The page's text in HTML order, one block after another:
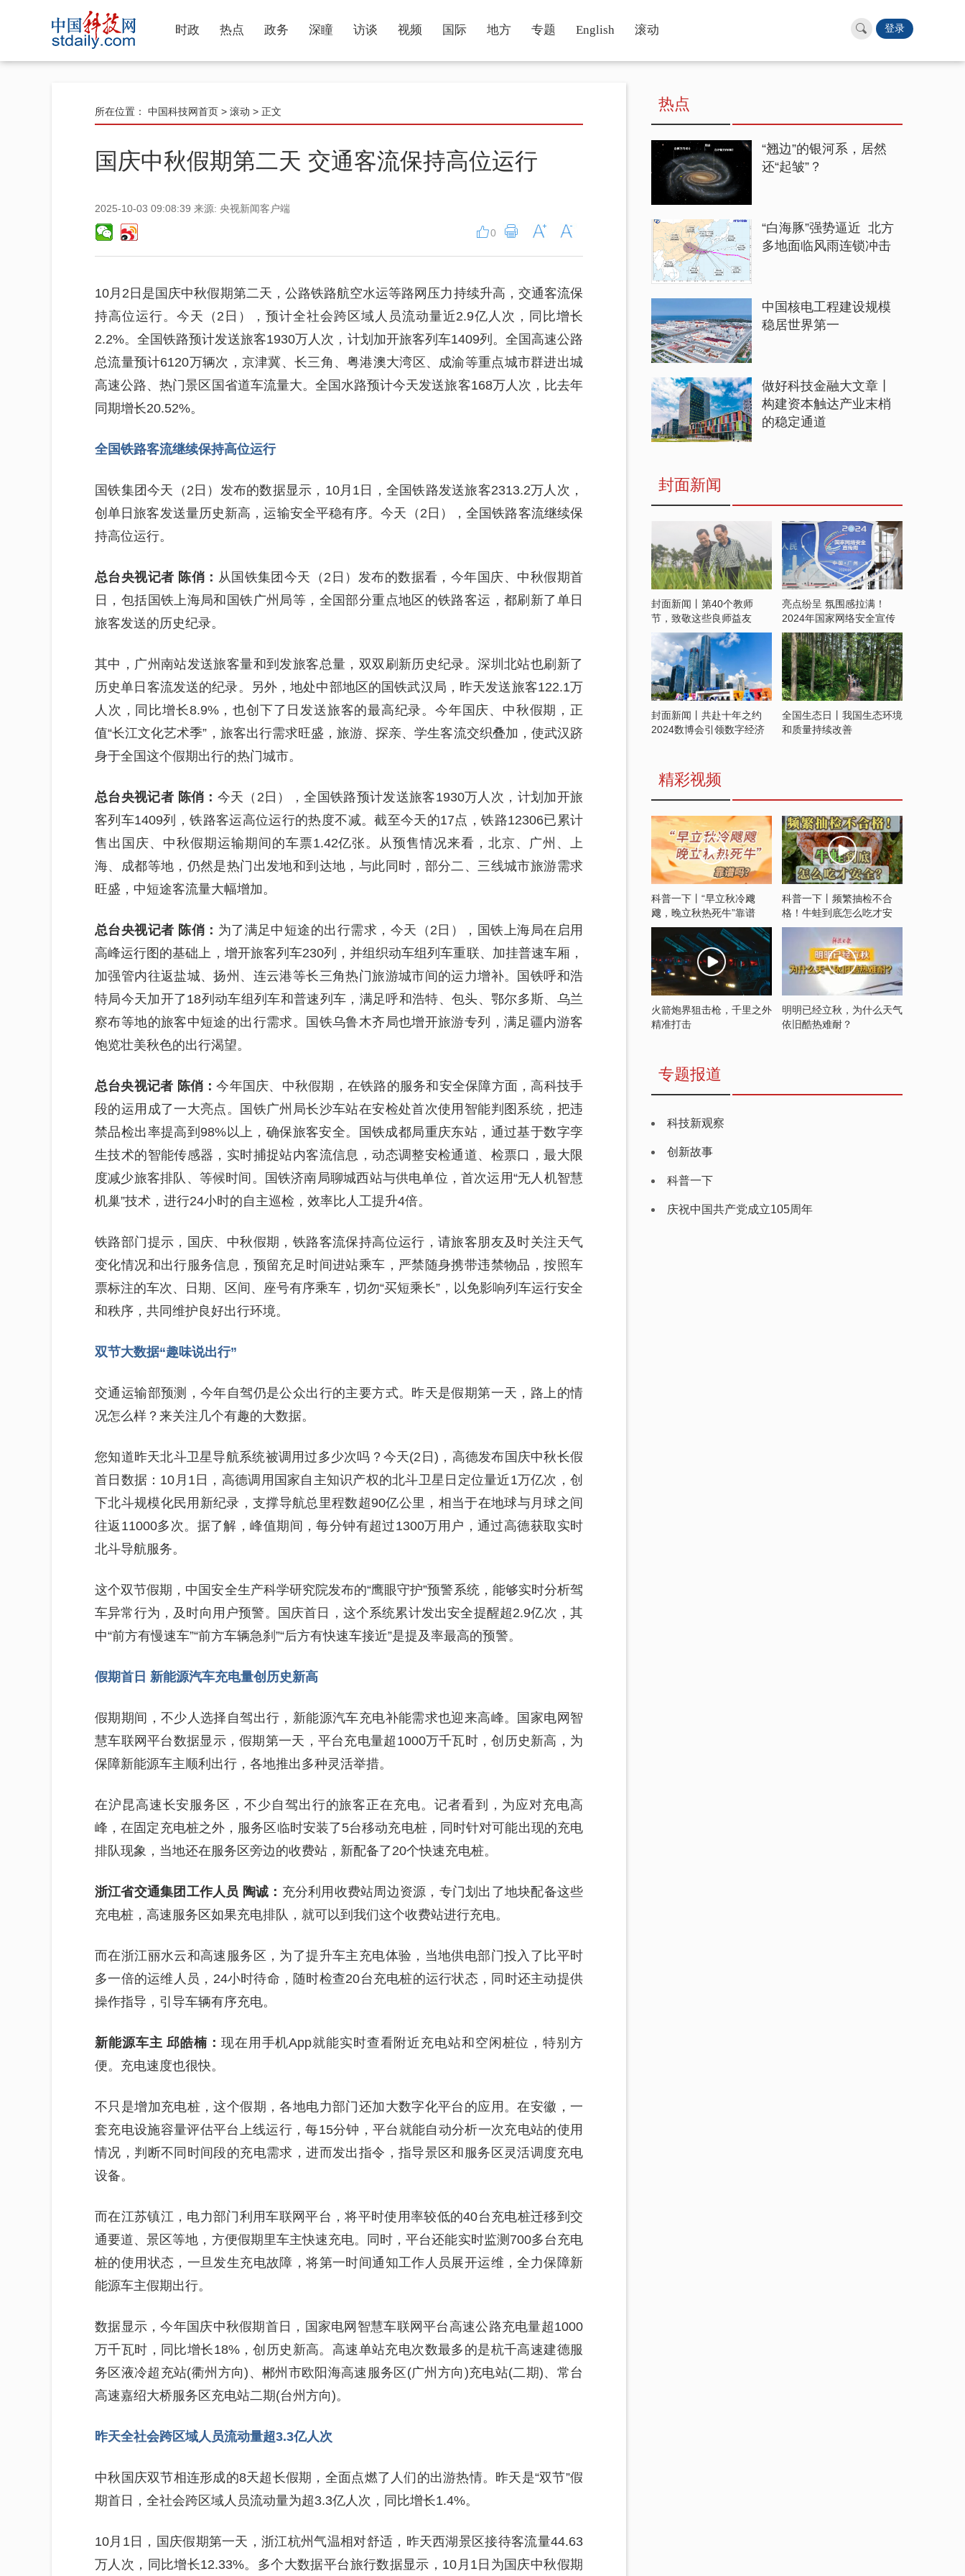
时政 热点 政务 深瞳 访谈 视频 国际 地方 专题 English 滚动 登录
所在位置： 中国科技网首页 > 滚动 > 正文
国庆中秋假期第二天 交通客流保持高位运行
2025-10-03 09:08:39 来源: 央视新闻客户端
0
10月2日是国庆中秋假期第二天，公路铁路航空水运等路网压力持续升高，交通客流保
持高位运行。今天（2日），预计全社会跨区域人员流动量近2.9亿人次，同比增长
2.2%。全国铁路预计发送旅客1930万人次，计划加开旅客列车1409列。全国高速公路
总流量预计6120万辆次，京津冀、长三角、粤港澳大湾区、成渝等重点城市群进出城
高速公路、热门景区国省道车流量大。全国水路预计今天发送旅客168万人次，比去年
同期增长20.52%。
全国铁路客流继续保持高位运行
国铁集团今天（2日）发布的数据显示，10月1日，全国铁路发送旅客2313.2万人次，
创单日旅客发送量历史新高，运输安全平稳有序。今天（2日），全国铁路客流继续保
持高位运行。
总台央视记者 陈俏： 从国铁集团今天（2日）发布的数据看，今年国庆、中秋假期首
日，包括国铁上海局和国铁广州局等，全国部分重点地区的铁路客运，都刷新了单日
旅客发送的历史纪录。
其中，广州南站发送旅客量和到发旅客总量，双双刷新历史纪录。深圳北站也刷新了
历史单日客流发送的纪录。另外，地处中部地区的国铁武汉局，昨天发送旅客122.1万
人次，同比增长8.9%，也创下了日发送旅客的最高纪录。今年国庆、中秋假期，正
值“长江文化艺术季”，旅客出行需求旺盛，旅游、探亲、学生客流交织叠加，使武汉跻
身于全国这个假期出行的热门城市。
总台央视记者 陈俏： 今天（2日），全国铁路预计发送旅客1930万人次，计划加开旅
客列车1409列，铁路客运高位运行的热度不减。截至今天的17点，铁路12306已累计
售出国庆、中秋假期运输期间的车票1.42亿张。从预售情况来看，北京、广州、上
海、成都等地，仍然是热门出发地和到达地，与此同时，部分二、三线城市旅游需求
旺盛，中短途客流量大幅增加。
总台央视记者 陈俏： 为了满足中短途的出行需求，今天（2日），国铁上海局在启用
高峰运行图的基础上，增开旅客列车230列，并组织动车组列车重联、加挂普速车厢，
加强管内往返盐城、扬州、连云港等长三角热门旅游城市间的运力增补。国铁呼和浩
特局今天加开了18列动车组列车和普速列车，满足呼和浩特、包头、鄂尔多斯、乌兰
察布等地的旅客中短途的出行需求。国铁乌鲁木齐局也增开旅游专列，满足疆内游客
饱览壮美秋色的出行渴望。
总台央视记者 陈俏：今年国庆、中秋假期，在铁路的服务和安全保障方面，高科技手
段的运用成了一大亮点。国铁广州局长沙车站在安检处首次使用智能判图系统，把违
禁品检出率提高到98%以上，确保旅客安全。国铁成都局重庆东站，通过基于数字孪
生技术的智能传感器，实时捕捉站内客流信息，动态调整安检通道、检票口，最大限
度减少旅客排队、等候时间。国铁济南局聊城西站与供电单位，首次运用“无人机智慧
机巢”技术，进行24小时的自主巡检，效率比人工提升4倍。
铁路部门提示，国庆、中秋假期，铁路客流保持高位运行，请旅客朋友及时关注天气
变化情况和出行服务信息，预留充足时间进站乘车，严禁随身携带违禁物品，按照车
票标注的车次、日期、区间、座号有序乘车，切勿“买短乘长”，以免影响列车运行安全
和秩序，共同维护良好出行环境。
双节大数据“趣味说出行”
交通运输部预测，今年自驾仍是公众出行的主要方式。昨天是假期第一天，路上的情
况怎么样？来关注几个有趣的大数据。
您知道昨天北斗卫星导航系统被调用过多少次吗？今天(2日)，高德发布国庆中秋长假
首日数据：10月1日，高德调用国家自主知识产权的北斗卫星日定位量近1万亿次，创
下北斗规模化民用新纪录，支撑导航总里程数超90亿公里，相当于在地球与月球之间
往返11000多次。据了解，峰值期间，每分钟有超过1300万用户，通过高德获取实时
北斗导航服务。
这个双节假期，中国安全生产科学研究院发布的“鹰眼守护”预警系统，能够实时分析驾
车异常行为，及时向用户预警。国庆首日，这个系统累计发出安全提醒超2.9亿次，其
中“前方有慢速车”“前方车辆急刹”“后方有快速车接近”是提及率最高的预警。
假期首日 新能源汽车充电量创历史新高
假期期间，不少人选择自驾出行，新能源汽车充电补能需求也迎来高峰。国家电网智
慧车联网平台数据显示，假期第一天，平台充电量超1000万千瓦时，创历史新高，为
保障新能源车主顺利出行，各地推出多种灵活举措。
在沪昆高速长安服务区，不少自驾出行的旅客正在充电。记者看到，为应对充电高
峰，在固定充电桩之外，服务区临时安装了5台移动充电桩，同时针对可能出现的充电
排队现象，当地还在服务区旁边的收费站，新配备了20个快速充电桩。
浙江省交通集团工作人员 陶诚： 充分利用收费站周边资源，专门划出了地块配备这些
充电桩，高速服务区如果充电排队，就可以到我们这个收费站进行充电。
而在浙江丽水云和高速服务区，为了提升车主充电体验，当地供电部门投入了比平时
多一倍的运维人员，24小时待命，随时检查20台充电桩的运行状态，同时还主动提供
操作指导，引导车辆有序充电。
新能源车主 邱皓楠： 现在用手机App就能实时查看附近充电站和空闲桩位，特别方
便。充电速度也很快。
不只是增加充电桩，这个假期，各地电力部门还加大数字化平台的应用。在安徽，一
套充电设施容量评估平台上线运行，每15分钟，平台就能自动分析一次充电站的使用
情况，判断不同时间段的充电需求，进而发出指令，指导景区和服务区灵活调度充电
设备。
而在江苏镇江，电力部门利用车联网平台，将平时使用率较低的40台充电桩迁移到交
通要道、景区等地，方便假期里车主快速充电。同时，平台还能实时监测700多台充电
桩的使用状态，一旦发生充电故障，将第一时间通知工作人员展开运维，全力保障新
能源车主假期出行。
数据显示，今年国庆中秋假期首日，国家电网智慧车联网平台高速公路充电量超1000
万千瓦时，同比增长18%，创历史新高。高速单站充电次数最多的是杭千高速建德服
务区液冷超充站(衢州方向)、郴州市欧阳海高速服务区(广州方向)充电站(二期)、常台
高速嘉绍大桥服务区充电站二期(台州方向)。
昨天全社会跨区域人员流动量超3.3亿人次
中秋国庆双节相连形成的8天超长假期，全面点燃了人们的出游热情。昨天是“双节”假
期首日，全社会跨区域人员流动量为超3.3亿人次，同比增长1.4%。
10月1日，国庆假期第一天，浙江杭州气温相对舒适，昨天西湖景区接待客流量44.63
万人次，同比增长12.33%。多个大数据平台旅行数据显示，10月1日为国庆中秋假期
热点
“翘边”的银河系，居然
还“起皱”？
“白海豚”强势逼近 北方
多地面临风雨连锁冲击
中国核电工程建设规模
稳居世界第一
做好科技金融大文章丨
构建资本触达产业末梢
的稳定通道
封面新闻
封面新闻丨第40个教师
节，致敬这些良师益友
亮点纷呈 氛围感拉满！
2024年国家网络安全宣传
周开启
封面新闻丨共赴十年之约
2024数博会引领数字经济
全国生态日丨我国生态环境
和质量持续改善
精彩视频
科普一下丨“早立秋冷飕
飕，晚立秋热死牛”靠谱
吗？
科普一下丨频繁抽检不合
格！牛蛙到底怎么吃才安
全？
火箭炮界狙击枪，千里之外
精准打击
明明已经立秋，为什么天气
依旧酷热难耐？
专题报道
科技新观察
创新故事
科普一下
庆祝中国共产党成立105周年